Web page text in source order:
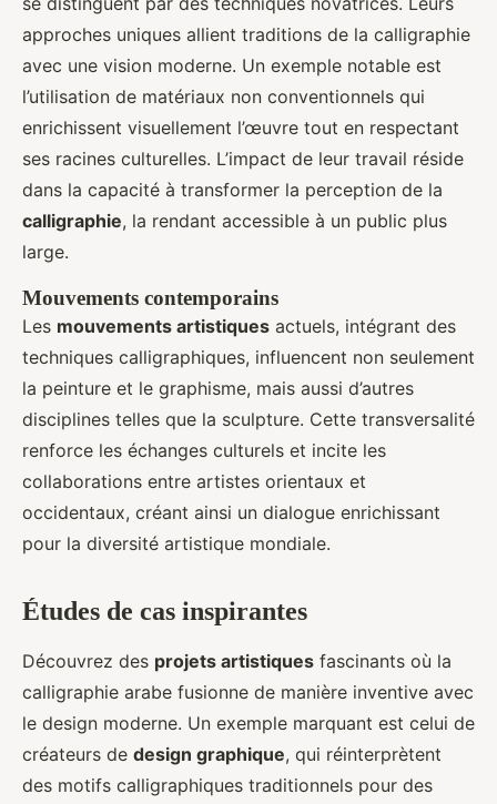
approches uniques allient traditions de la calligraphie
avec une vision moderne. Un exemple notable est
l’utilisation de matériaux non conventionnels qui
enrichissent visuellement l’œuvre tout en respectant
ses racines culturelles. L’impact de leur travail réside
dans la capacité à transformer la perception de la
calligraphie, la rendant accessible à un public plus
large.
Mouvements contemporains
Les mouvements artistiques actuels, intégrant des
techniques calligraphiques, influencent non seulement
la peinture et le graphisme, mais aussi d’autres
disciplines telles que la sculpture. Cette transversalité
renforce les échanges culturels et incite les
collaborations entre artistes orientaux et
occidentaux, créant ainsi un dialogue enrichissant
pour la diversité artistique mondiale.
Études de cas inspirantes
Découvrez des projets artistiques fascinants où la
calligraphie arabe fusionne de manière inventive avec
le design moderne. Un exemple marquant est celui de
créateurs de design graphique, qui réinterprètent
des motifs calligraphiques traditionnels pour des